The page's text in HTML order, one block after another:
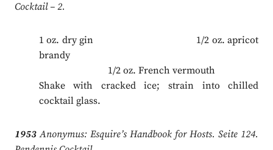
Cocktail – 2.
1 oz. dry gin 1/2 oz. apricot
brandy
1/2 oz. French vermouth
Shake with cracked ice; strain into chilled
cocktail glass.
1953Anonymus: Esquire’s Handbook for Hosts. Seite 124.